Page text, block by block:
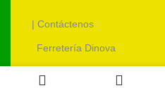
| Contáctenos
Ferretería Dinova